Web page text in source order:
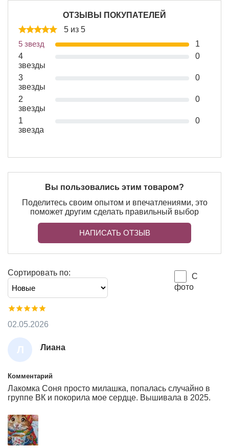
ОТЗЫВЫ ПОКУПАТЕЛЕЙ
5 из 5
5 звезд
1
4
звезды
0
3
звезды
0
2
звезды
0
1
звезда
0
Вы пользовались этим товаром?
Поделитесь своим опытом и впечатлениями, это
поможет другим сделать правильный выбор
НАПИСАТЬ ОТЗЫВ
Сортировать по:
С
фото
Л
И
А
Н
А
Лиана
02.05.2026
Комментарий
Лакомка Соня просто милашка, попалась случайно в
группе ВК и покорила мое сердце. Вышивала в 2025.